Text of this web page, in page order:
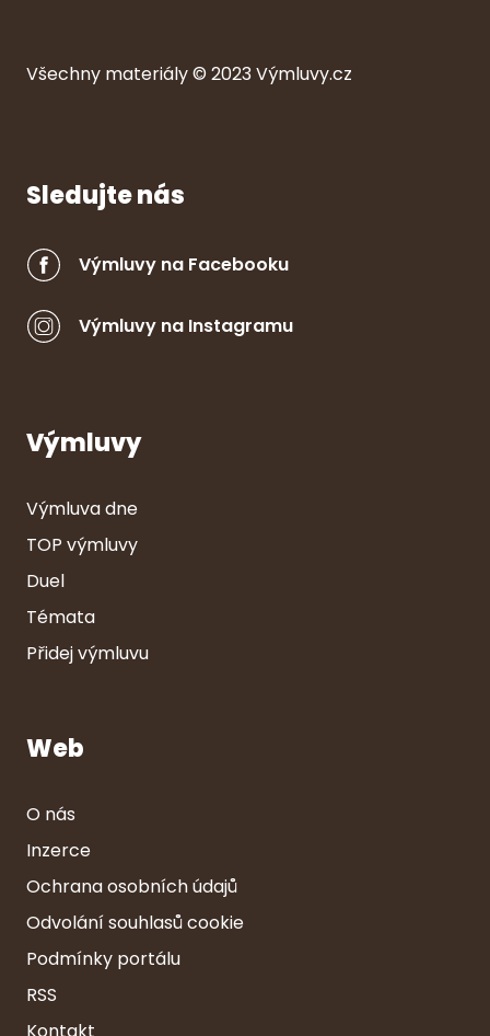
Všechny materiály © 2023Výmluvy.cz
Sledujte nás
Výmluvy na Facebooku
Výmluvy na Instagramu
Výmluvy
Výmluva dne
TOP výmluvy
Duel
Témata
Přidej výmluvu
Web
O nás
Inzerce
Ochrana osobních údajů
Odvolání souhlasů cookie
Podmínky portálu
RSS
Kontakt